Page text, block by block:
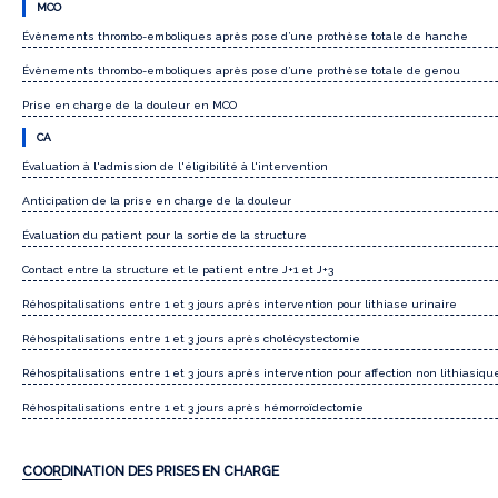
MCO
Évènements thrombo-emboliques après pose d’une prothèse totale de hanche
Évènements thrombo-emboliques après pose d’une prothèse totale de genou
Prise en charge de la douleur en MCO
CA
Évaluation à l'admission de l'éligibilité à l'intervention
Anticipation de la prise en charge de la douleur
Évaluation du patient pour la sortie de la structure
Contact entre la structure et le patient entre J+1 et J+3
Réhospitalisations entre 1 et 3 jours après intervention pour lithiase urinaire
Réhospitalisations entre 1 et 3 jours après cholécystectomie
Réhospitalisations entre 1 et 3 jours après intervention pour affection non
Réhospitalisations entre 1 et 3 jours après hémorroïdectomie
COORDINATION DES PRISES EN CHARGE